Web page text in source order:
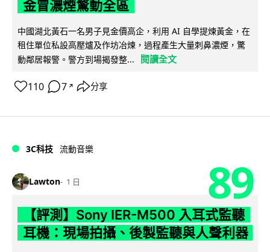
金冒濃煙驚動全區
中國湖北黃石一名男子見金價高企，利用 AI 自學提煉黃金，在
租住單位私設高壓爐及作坊冶煉，過程產生大量刺鼻濃煙，驚
動鄰居報警。警方到場揭發整...
閱讀全文
110 7 ↗ 分享
3C科技 流動音樂
Lawton 1 日 89
【評測】Sony IER-M500 入耳式監聽
耳機：現場拍攝、後製監聽與人聲利器